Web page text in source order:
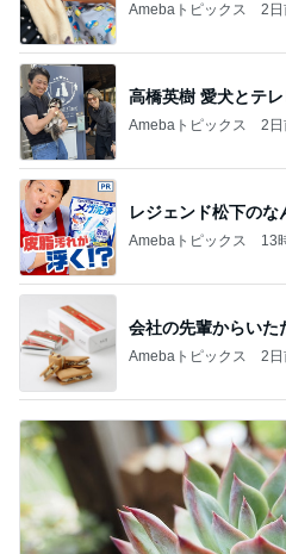
Amebaトピックス 2日
高橋英樹 愛犬とテ
Amebaトピックス 2日
レジェンド松下のな
Amebaトピックス 13
会社の先輩からいた
Amebaトピックス 2日